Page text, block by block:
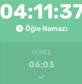
Öğle Namazı
GÜNEŞ
06:03